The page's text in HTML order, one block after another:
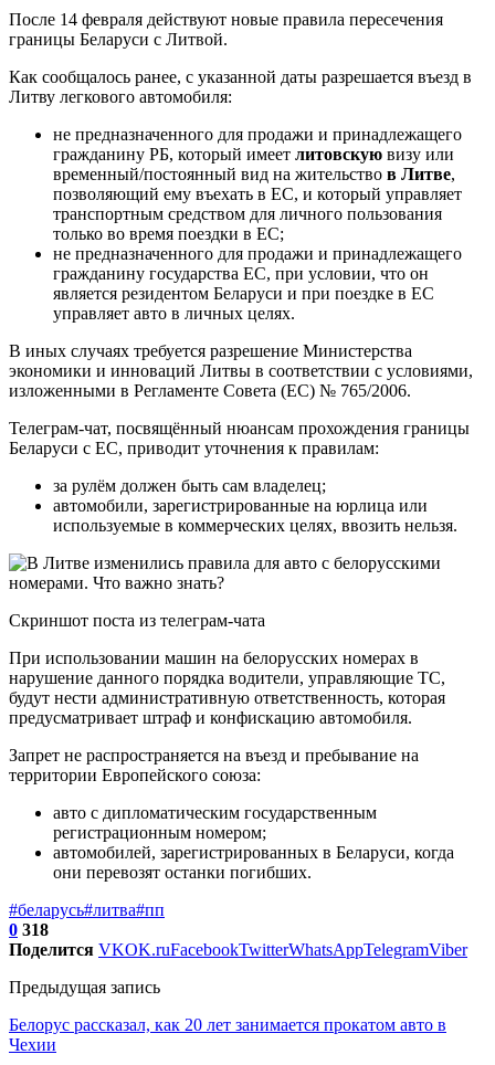
После 14 февраля действуют новые правила пересечения
границы Беларуси с Литвой.
Как сообщалось ранее, с указанной даты разрешается въезд в
Литву легкового автомобиля:
не предназначенного для продажи и принадлежащего
гражданину РБ, который имеет литовскую визу или
временный/постоянный вид на жительство в Литве,
позволяющий ему въехать в ЕС, и который управляет
транспортным средством для личного пользования
только во время поездки в ЕС;
не предназначенного для продажи и принадлежащего
гражданину государства ЕС, при условии, что он
является резидентом Беларуси и при поездке в ЕС
управляет авто в личных целях.
В иных случаях требуется разрешение Министерства
экономики и инноваций Литвы в соответствии с условиями,
изложенными в Регламенте Совета (ЕС) № 765/2006.
Телеграм-чат, посвящённый нюансам прохождения границы
Беларуси с ЕС, приводит уточнения к правилам:
за рулём должен быть сам владелец;
автомобили, зарегистрированные на юрлица или
используемые в коммерческих целях, ввозить нельзя.
Скриншот поста из телеграм-чата
При использовании машин на белорусских номерах в
нарушение данного порядка водители, управляющие ТС,
будут нести административную ответственность, которая
предусматривает штраф и конфискацию автомобиля.
Запрет не распространяется на въезд и пребывание на
территории Европейского союза:
авто с дипломатическим государственным
регистрационным номером;
автомобилей, зарегистрированных в Беларуси, когда
они перевозят останки погибших.
#беларусь#литва#пп
0 318
Поделится VKOK.ruFacebookTwitterWhatsAppTelegramViber
Предыдущая запись
Белорус рассказал, как 20 лет занимается прокатом авто в
Чехии